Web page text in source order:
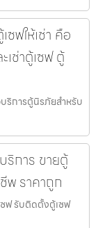
ฟให้เช่า คือ
ช่าตู้เซฟ ตู้
ริการตู้นิรภัยสำหรับ
ริการ ขายตู้
พ ราคาถูก
ฟ รับติดตั้งตู้เซฟ